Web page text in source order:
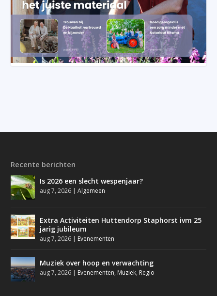
Recente berichten
Is 2026 een slecht wespenjaar?
aug 7, 2026 |Algemeen
Extra Activiteiten Huttendorp Staphorst ivm 25
jarig jubileum
aug 7, 2026 | Evenementen
Muziek over hoop en verwachting
aug 7, 2026 | Evenementen, Muziek, Regio